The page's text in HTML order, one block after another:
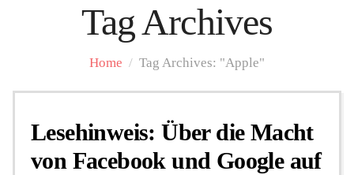
Nachrichten
Flurschelte
Personalien
Tag Archives
Home / Tag Archives: "Apple"
Lesehinweis: Über die Macht
von Facebook und Google auf